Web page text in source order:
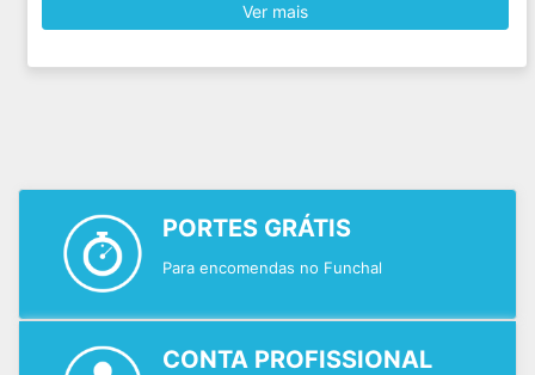
Ver mais
PORTES GRÁTIS
Para encomendas no Funchal
CONTA PROFISSIONAL